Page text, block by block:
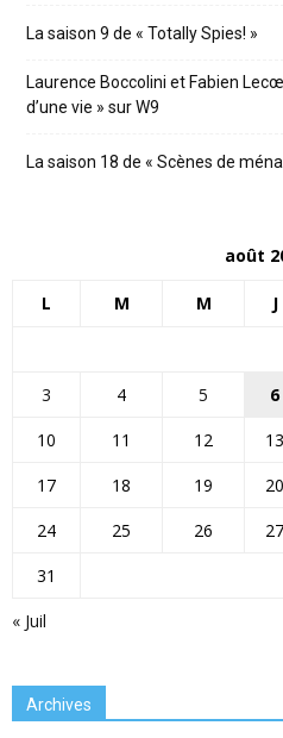
La saison 9 de « Totally Spies! »
Laurence Boccolini et Fabien
d’une vie » sur W9
La saison 18 de « Scènes de
août
L M M J
« Juil
3
4 5 6
10
11 12 13
17
18 19 20
24
25 26 27
31
Archives